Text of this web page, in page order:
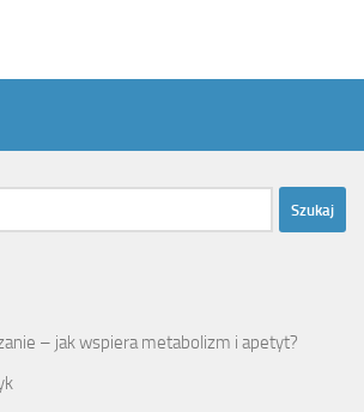
– jak wspiera metabolizm i apetyt?